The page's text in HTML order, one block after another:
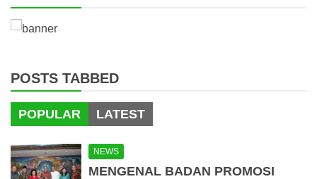
POSTS TABBED
POPULAR LATEST
NEWS
MENGENAL BADAN PROMOSI